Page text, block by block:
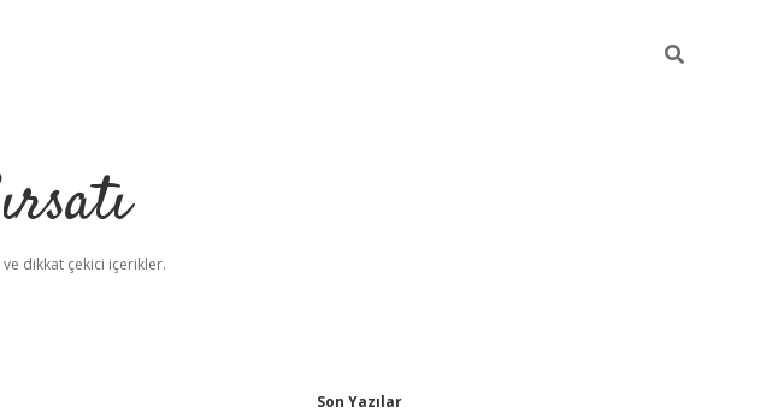
ve dikkat çekici içerikler.
Son Yazılar
vdcasino güncel giriş